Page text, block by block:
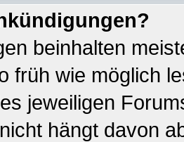
beinhalten
früh wie möglich
jeweiligen
hängt davon